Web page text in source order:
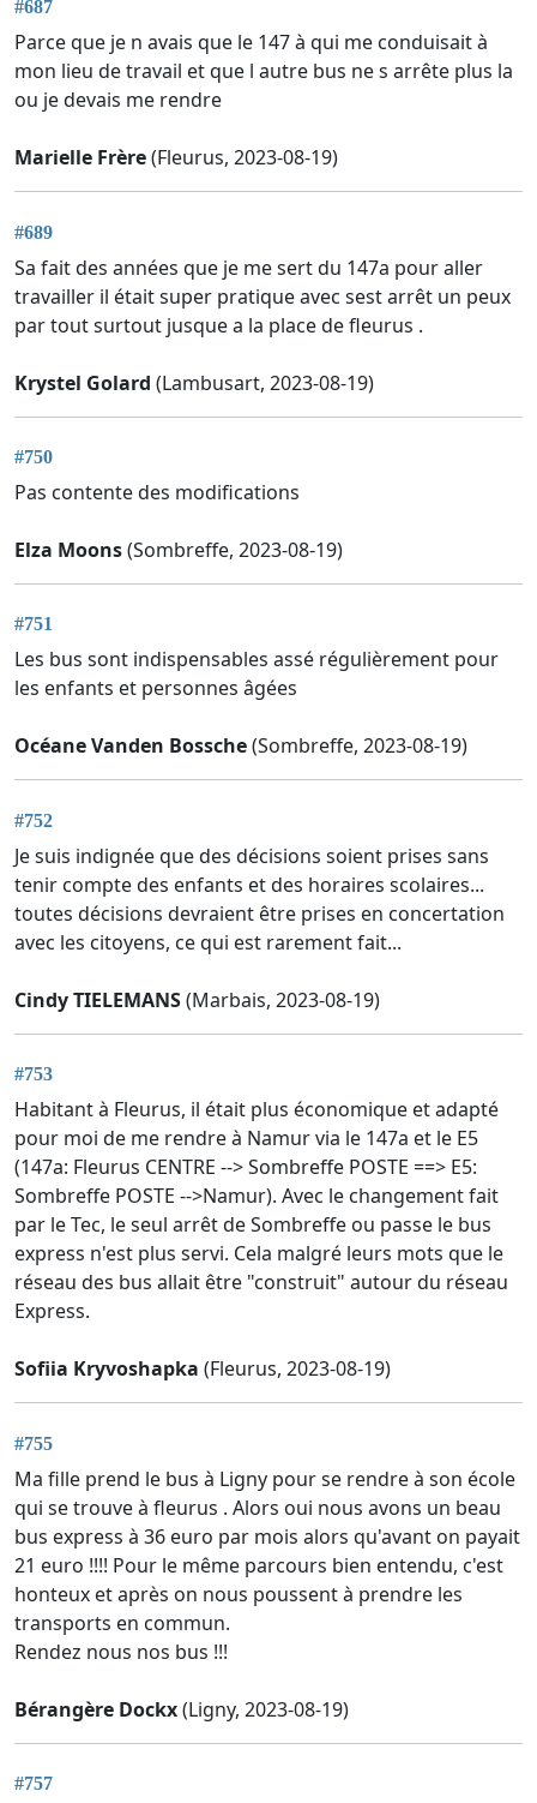
#687
Parce que je n avais que le 147 à qui me conduisait à
mon lieu de travail et que l autre bus ne s arrête plus la
ou je devais me rendre
Marielle Frère(Fleurus, 2023-08-19)
#689
Sa fait des années que je me sert du 147a pour aller
travailler il était super pratique avec sest arrêt un peux
par tout surtout jusque a la place de fleurus .
Krystel Golard (Lambusart, 2023-08-19)
#750
Pas contente des modifications
Elza Moons(Sombreffe, 2023-08-19)
#751
Les bus sont indispensables assé régulièrement pour
les enfants et personnes âgées
Océane Vanden Bossche(Sombreffe, 2023-08-19)
#752
Je suis indignée que des décisions soient prises sans
tenir compte des enfants et des horaires scolaires...
toutes décisions devraient être prises en concertation
avec les citoyens, ce qui est rarement fait...
Cindy TIELEMANS(Marbais, 2023-08-19)
#753
Habitant à Fleurus, il était plus économique et adapté
pour moi de me rendre à Namur via le 147a et le E5
(147a: Fleurus CENTRE --> Sombreffe POSTE ==> E5:
Sombreffe POSTE -->Namur). Avec le changement fait
par le Tec, le seul arrêt de Sombreffe ou passe le bus
express n'est plus servi. Cela malgré leurs mots que le
réseau des bus allait être "construit" autour du réseau
Express.
Sofiia Kryvoshapka (Fleurus, 2023-08-19)
#755
Ma fille prend le bus à Ligny pour se rendre à son école
qui se trouve à fleurus . Alors oui nous avons un beau
bus express à 36 euro par mois alors qu'avant on payait
21 euro !!!! Pour le même parcours bien entendu, c'est
honteux et après on nous poussent à prendre les
transports en commun.
Rendez nous nos bus !!!
Bérangère Dockx(Ligny, 2023-08-19)
#757